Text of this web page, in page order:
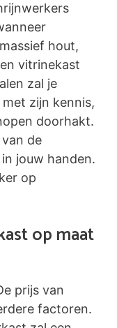
hout,
vitrinekast
zal je
zijn kennis,
doorhakt.
de
jouw handen.
op
op maat
prijs van
factoren.